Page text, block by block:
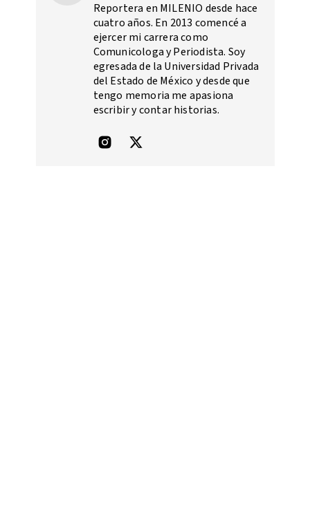
Reportera en MILENIO desde hace
cuatro años. En 2013 comencé a
ejercer mi carrera como
Comunicologa y Periodista. Soy
egresada de la Universidad Privada
del Estado de México y desde que
tengo memoria me apasiona
escribir y contar historias.